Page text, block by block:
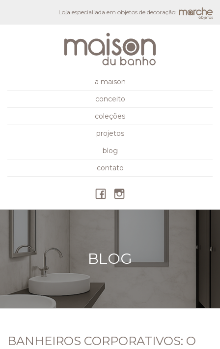
Loja especialiada em objetos de decoração:
a maison
conceito
coleções
projetos
blog
contato
BLOG
BANHEIROS CORPORATIVOS: O